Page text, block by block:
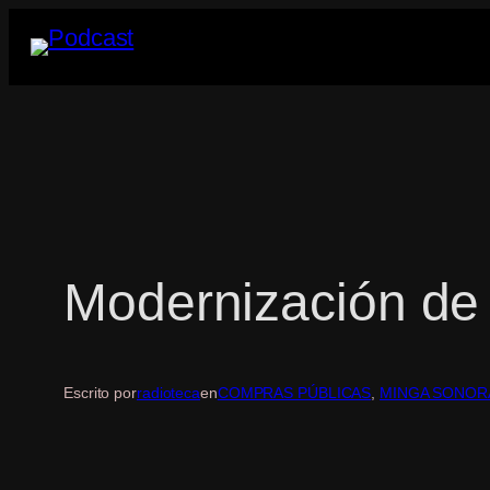
Saltar
Modernización
Escrito porradiotecaenCOMPRAS PÚBLICAS, MINGA